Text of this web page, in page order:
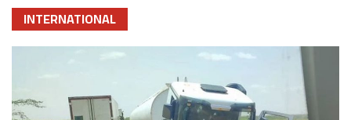
INTERNATIONAL